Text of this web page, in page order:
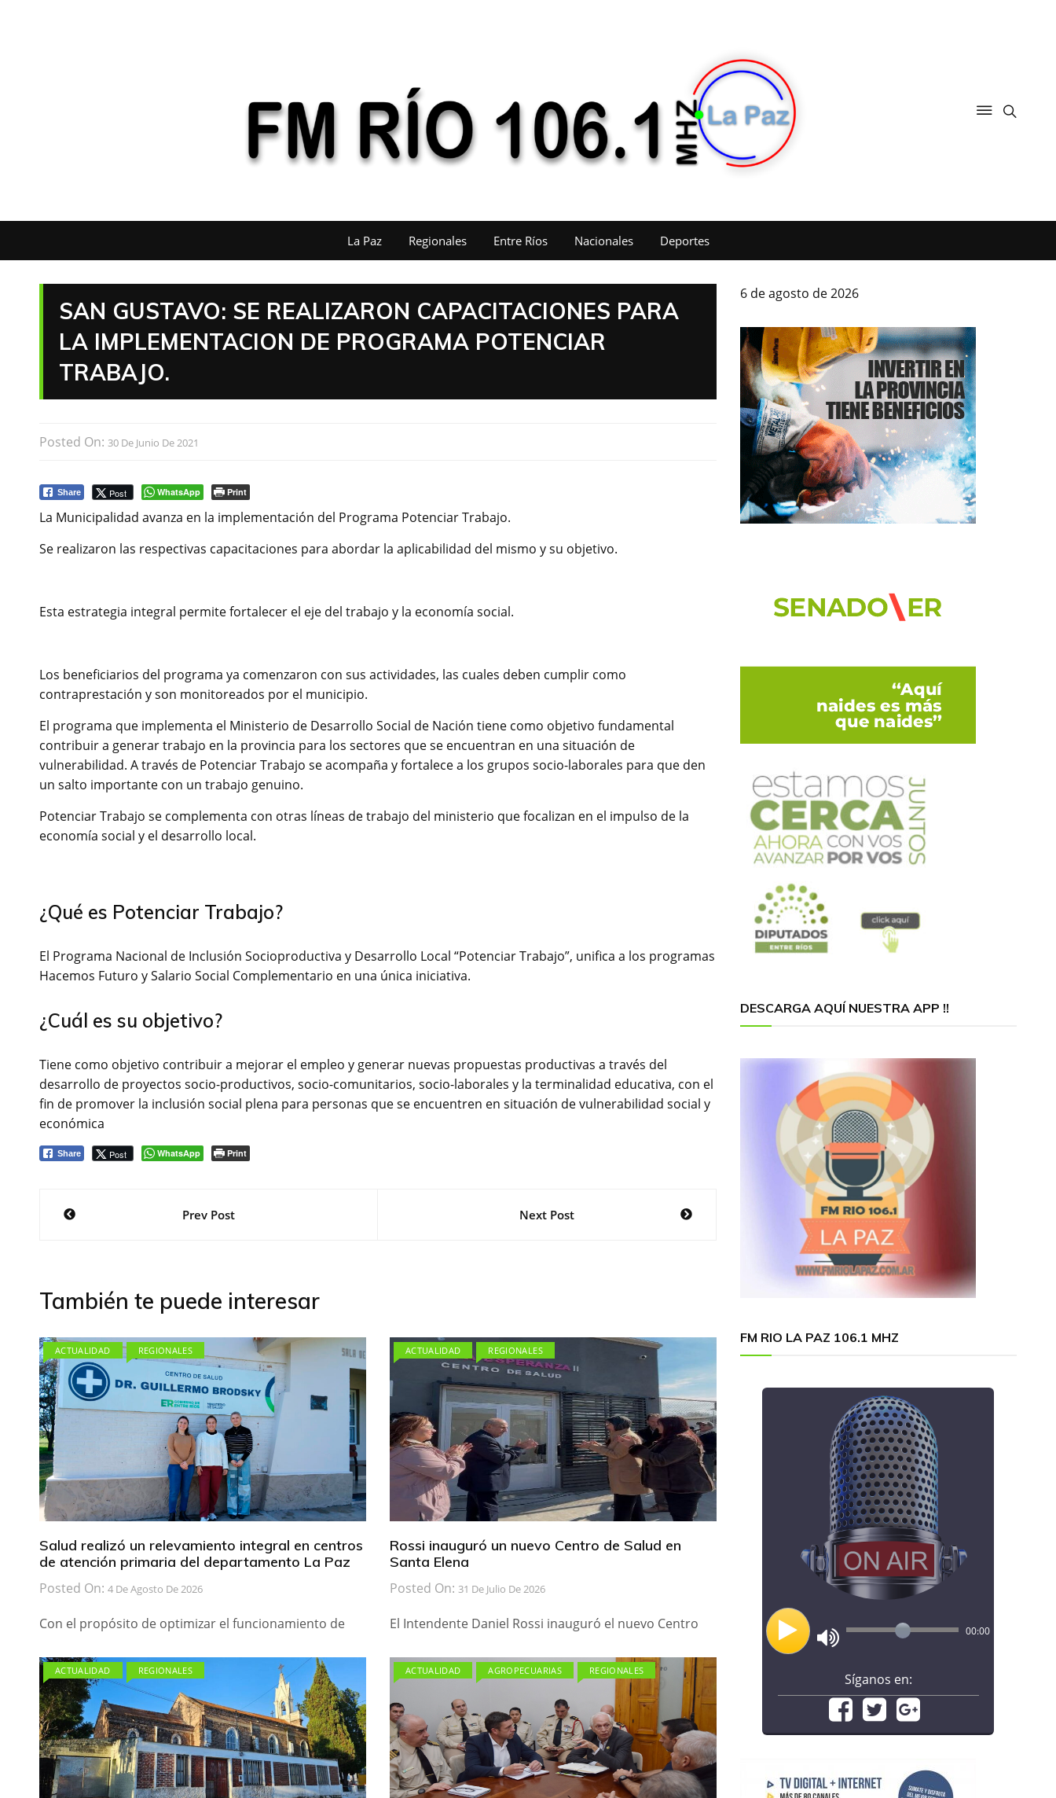
La Paz Regionales Entre Ríos Nacionales Deportes
SAN GUSTAVO: SE REALIZARON CAPACITACIONES PARA
LA IMPLEMENTACION DE PROGRAMA POTENCIAR
TRABAJO.
Posted On: 30 De Junio De 2021
Share Post WhatsApp Print
La Municipalidad avanza en la implementación del Programa Potenciar Trabajo.
Se realizaron las respectivas capacitaciones para abordar la aplicabilidad del mismo y su objetivo.
Esta estrategia integral permite fortalecer el eje del trabajo y la economía social.
Los beneficiarios del programa ya comenzaron con sus actividades, las cuales deben cumplir como
contraprestación y son monitoreados por el municipio.
El programa que implementa el Ministerio de Desarrollo Social de Nación tiene como objetivo fundamental
contribuir a generar trabajo en la provincia para los sectores que se encuentran en una situación de
vulnerabilidad. A través de Potenciar Trabajo se acompaña y fortalece a los grupos socio-laborales para que den
un salto importante con un trabajo genuino.
Potenciar Trabajo se complementa con otras líneas de trabajo del ministerio que focalizan en el impulso de la
economía social y el desarrollo local.
¿Qué es Potenciar Trabajo?
El Programa Nacional de Inclusión Socioproductiva y Desarrollo Local “Potenciar Trabajo”, unifica a los programas
Hacemos Futuro y Salario Social Complementario en una única iniciativa.
¿Cuál es su objetivo?
Tiene como objetivo contribuir a mejorar el empleo y generar nuevas propuestas productivas a través del
desarrollo de proyectos socio-productivos, socio-comunitarios, socio-laborales y la terminalidad educativa, con el
fin de promover la inclusión social plena para personas que se encuentren en situación de vulnerabilidad social y
económica
Share Post WhatsApp Print
NavegaciónPrev Post Next Post
También te puede interesar
ACTUALIDAD REGIONALES
Salud realizó un relevamiento integral en centros
de atención primaria del departamento La Paz
Posted On: 4 De Agosto De 2026
Con el propósito de optimizar el funcionamiento de
ACTUALIDAD REGIONALES
Rossi inauguró un nuevo Centro de Salud en
Santa Elena
Posted On: 31 De Julio De 2026
El Intendente Daniel Rossi inauguró el nuevo Centro
ACTUALIDAD REGIONALES ACTUALIDAD AGROPECUARIAS REGIONALES
6 de agosto de 2026
DESCARGA AQUÍ NUESTRA APP !!
FM RIO LA PAZ 106.1 MHZ
00:00
Síganos en: